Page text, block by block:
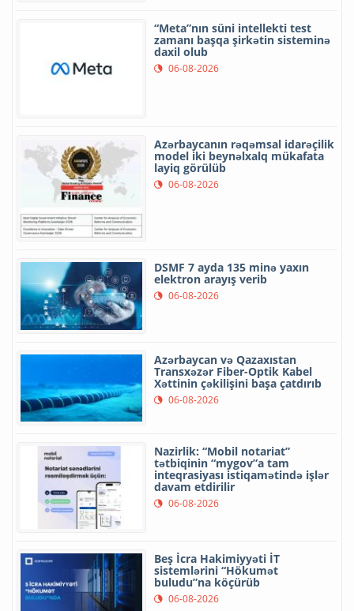
“Meta”nın süni intellekti test
zamanı başqa şirkətin sisteminə
daxil olub
06-08-2026
Azərbaycanın rəqəmsal idarəçilik
model iki beynəlxalq mükafata
layiq görülüb
06-08-2026
DSMF 7 ayda 135 minə yaxın
elektron arayış verib
06-08-2026
Azərbaycan və Qazaxıstan
Transxəzər Fiber-Optik Kabel
Xəttinin çəkilişini başa çatdırıb
06-08-2026
Nazirlik: “Mobil notariat”
tətbiqinin “mygov”a tam
inteqrasiyası istiqamətində işlər
davam etdirilir
06-08-2026
Beş İcra Hakimiyyəti İT
sistemlərini “Hökumət
buludu”na köçürüb
06-08-2026